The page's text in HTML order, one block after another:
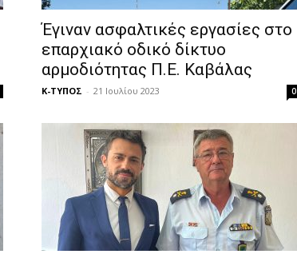
Έγιναν ασφαλτικές εργασίες στο
επαρχιακό οδικό δίκτυο
αρμοδιότητας Π.Ε. Καβάλας
Κ-ΤΥΠΟΣ - 21 Ιουλίου 2023 0